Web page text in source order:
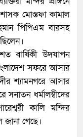
মোস্তফা কামাল
পিপিএম বারসহ
বার্ষিকী উদযাপন
সফরে আসার
শ্যামনগরে আসার
সনাতন ধর্মালম্বীদের
কালি মন্দির
জানা গেছে।